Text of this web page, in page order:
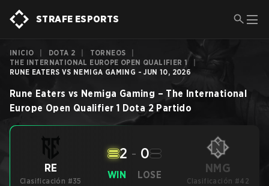
STRAFE ESPORTS
INICIO DOTA 2 TORNEOS
THE INTERNATIONAL EUROPE OPEN QUALIFIER 1
RUNE EATERS VS NEMIGA GAMING - JUN 10, 2026
Rune Eaters vs Nemiga Gaming – The International
Europe Open Qualifier 1 Dota 2 Partido
RE
Clasificación #35
WIN
2 - 0
LOSE NMG
Clasificación #42